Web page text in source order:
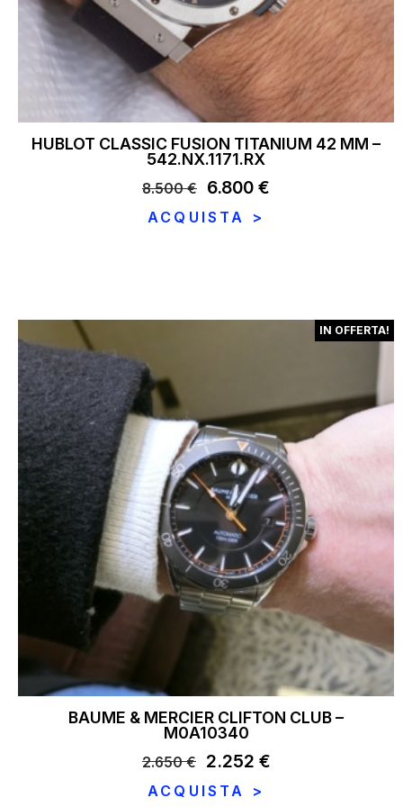
HUBLOT CLASSIC FUSION TITANIUM 42 MM –
542.NX.1171.RX
8.500€
Il
prezzo
6.800 €
ACQUISTA >
IN OFFERTA!
BAUME & MERCIER CLIFTON CLUB –
M0A10340
2.650€
Il
prezzo
2.252 €
ACQUISTA >